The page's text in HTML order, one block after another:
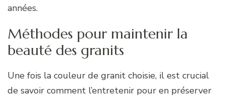
années.
Méthodes pour maintenir la
beauté des granits
Une fois la couleur de granit choisie, il est crucial
de savoir comment l’entretenir pour en préserver